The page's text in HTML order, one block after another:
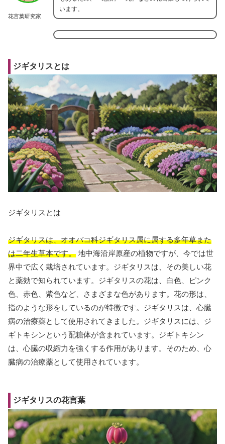
花言葉研究家
います。
ジギタリスとは
ジギタリスとは
ジギタリスは、オオバコ科ジギタリス属に属する多年草また
は二年生草本です。 地中海沿岸原産の植物ですが、今では世
界中で広く栽培されています。ジギタリスは、その美しい花
と薬効で知られています。ジギタリスの花は、白色、ピンク
色、赤色、紫色など、さまざまな色があります。花の形は、
指のような形をしているのが特徴です。ジギタリスは、心臓
病の治療薬として使用されてきました。ジギタリスには、ジ
ギトキシンという配糖体が含まれています。ジギトキシン
は、心臓の収縮力を強くする作用があります。そのため、心
臓病の治療薬として使用されています。
ジギタリスの花言葉